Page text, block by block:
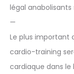
légal anabolisants
—
Le plus important
cardio-training
cardiaque dans